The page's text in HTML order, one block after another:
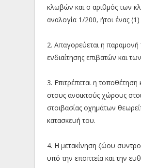
κλωβών και ο αριθμός των
αναλογία 1/200, ήτοι ένας
2. Απαγορεύεται η
ενδιαίτησης επιβατών και
3. Επιτρέπεται η
στους ανοικτούς χώρους
στοιβασίας οχημάτων
κατασκευή του.
4. Η μετακίνηση ζώου
υπό την εποπτεία και την